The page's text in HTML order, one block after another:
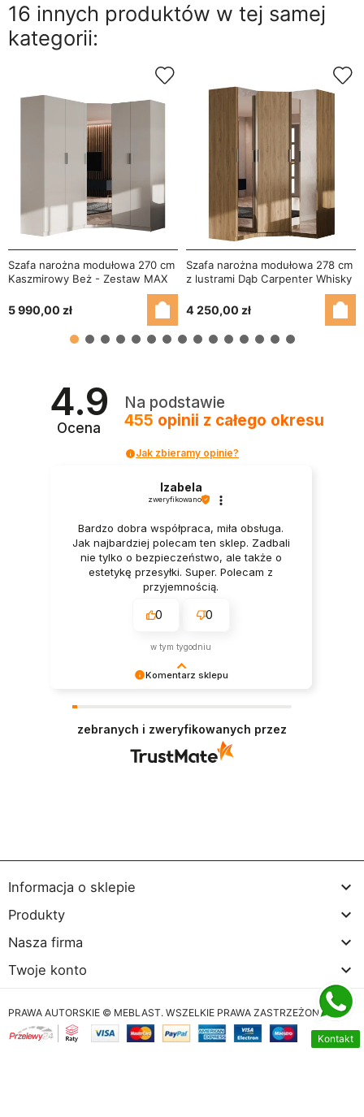
16 innych produktów w tej samej
kategorii:
Szafa narożna modułowa 270 cm
Kaszmirowy Beż - Zestaw MAX
5 990,00 zł
Szafa narożna modułowa 278 cm
z lustrami Dąb Carpenter Whisky
4 250,00 zł
4.9
Ocena
Na podstawie
455 opinii z całego okresu
Jak zbieramy opinie?
Komentarz sklepu
że jesteśmy na właściwym torze :) Z
pozdrowieniami, obsługa sklepu.
Izabela
zweryfikowano
Bardzo dobra współpraca, miła obsługa.
Jak najbardziej polecam ten sklep. Zadbali
nie tylko o bezpieczeństwo, ale także o
estetykę przesyłki. Super. Polecam z
przyjemnością.
0 0
w tym tygodniu
zebranych i zweryfikowanych przez
Informacja o sklepie 
Produkty 
Nasza firma 
Twoje konto 
Kontakt
PRAWA AUTORSKIE © MEBLAST. WSZELKIE PRAWA ZASTRZEŻONE